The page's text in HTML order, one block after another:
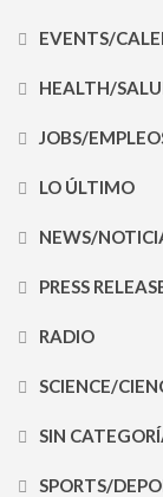
EVENTS/
HEALTH/
JOBS/
LO ÚLTIMO
NEWS/
PRESS
RADIO
SCIENCE/
SIN
SPORTS/